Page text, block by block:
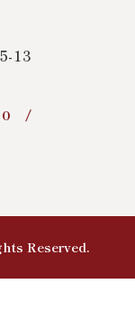
13
00 /
Reserved.